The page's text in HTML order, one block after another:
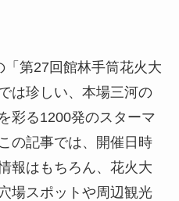
第27回館林手筒花火大
は珍しい、本場三河の
彩る1200発のスターマ
の記事では、開催日時
報はもちろん、花火大
場スポットや周辺観光